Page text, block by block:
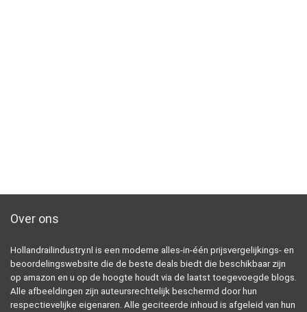
Over ons
Hollandrailindustry.nl is een moderne alles-in-één prijsvergelijkings- en
beoordelingswebsite die de beste deals biedt die beschikbaar zijn
op amazon en u op de hoogte houdt via de laatst toegevoegde blogs.
Alle afbeeldingen zijn auteursrechtelijk beschermd door hun
respectievelijke eigenaren. Alle geciteerde inhoud is afgeleid van hun